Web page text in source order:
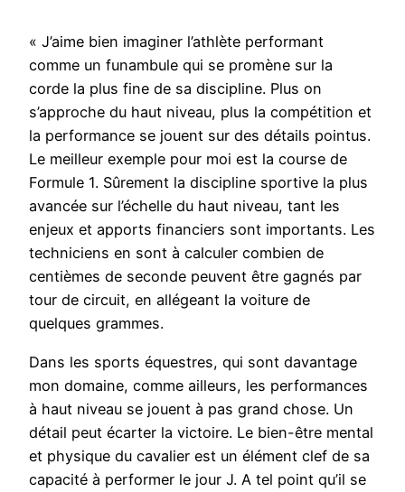
« J’aime bien imaginer l’athlète performant
comme un funambule qui se promène sur la
corde la plus fine de sa discipline. Plus on
s’approche du haut niveau, plus la compétition et
la performance se jouent sur des détails pointus.
Le meilleur exemple pour moi est la course de
Formule 1. Sûrement la discipline sportive la plus
avancée sur l’échelle du haut niveau, tant les
enjeux et apports financiers sont importants. Les
techniciens en sont à calculer combien de
centièmes de seconde peuvent être gagnés par
tour de circuit, en allégeant la voiture de
quelques grammes.
Dans les sports équestres, qui sont davantage
mon domaine, comme ailleurs, les performances
à haut niveau se jouent à pas grand chose. Un
détail peut écarter la victoire. Le bien-être mental
et physique du cavalier est un élément clef de sa
capacité à performer le jour J. A tel point qu’il se